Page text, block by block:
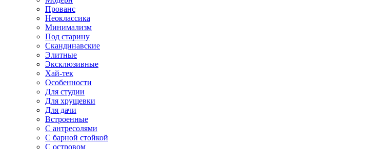
Прованс
Неоклассика
Минимализм
Под старину
Скандинавские
Элитные
Эксклюзивные
Хай-тек
Особенности
Для студии
Для хрущевки
Для дачи
Встроенные
С антресолями
С барной стойкой
С островом